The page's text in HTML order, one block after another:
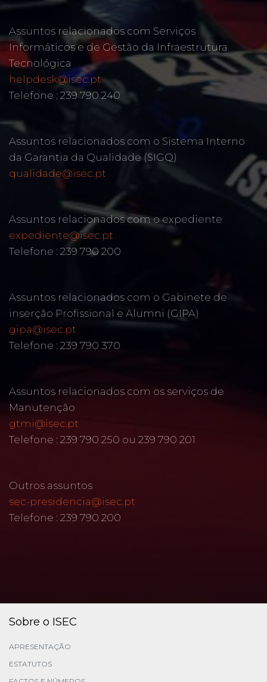
Assuntos relacionados com Serviços
Informáticos e de Gestão da Infraestrutura
Tecnológica
helpdesk@isec.pt
Telefone : 239 790 240
Assuntos relacionados com o Sistema Interno
da Garantia da Qualidade (SIGQ)
qualidade@isec.pt
Assuntos relacionados com o expediente
expediente@isec.pt
Telefone : 239 790 200
Assuntos relacionados com o Gabinete de
inserção Profissional e Alumni (GIPA)
gipa@isec.pt
Telefone : 239 790 370
Assuntos relacionados com os serviços de
Manutenção
gtmi@isec.pt
Telefone : 239 790 250 ou 239 790 201
Outros assuntos
sec-presidencia@isec.pt
Telefone : 239 790 200
Sobre o ISEC
APRESENTAÇÃO
ESTATUTOS